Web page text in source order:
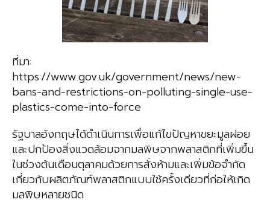
ที่มา:
https://www.gov.uk/government/news/new-
bans-and-restrictions-on-polluting-single-use-
plastics-come-into-force
รัฐบาลอังกฤษได้ดำเนินการเพื่อแก้ไขปัญหาขยะมูลฝอย
และปกป้องสิ่งแวดล้อมจากมลพิษจากพลาสติกที่เพิ่มขึ้น
ในช่วงต้นเดือนตุลาคมด้วยการสั่งห้ามและเพิ่มข้อจำกัด
เกี่ยวกับผลิตภัณฑ์พลาสติกแบบใช้ครั้งเดียวที่ก่อให้เกิด
มลพิษหลายชนิด